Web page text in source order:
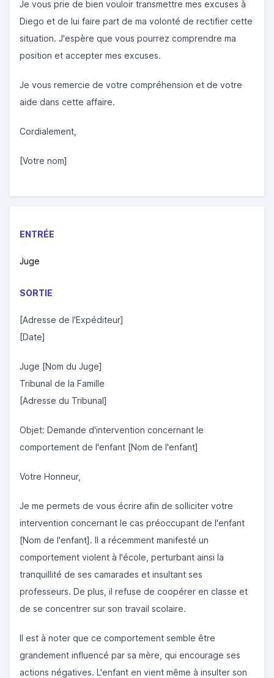
Je vous prie de bien vouloir transmettre mes excuses à
Diego et de lui faire part de ma volonté de rectifier cette
situation. J'espère que vous pourrez comprendre ma
position et accepter mes excuses.
Je vous remercie de votre compréhension et de votre
aide dans cette affaire.
Cordialement,
[Votre nom]
ENTRÉE
Juge
SORTIE
[Adresse de l'Expéditeur]
[Date]
Juge [Nom du Juge]
Tribunal de la Famille
[Adresse du Tribunal]
Objet: Demande d'intervention concernant le
comportement de l'enfant [Nom de l'enfant]
Votre Honneur,
Je me permets de vous écrire afin de solliciter votre
intervention concernant le cas préoccupant de l'enfant
[Nom de l'enfant]. Il a récemment manifesté un
comportement violent à l'école, perturbant ainsi la
tranquillité de ses camarades et insultant ses
professeurs. De plus, il refuse de coopérer en classe et
de se concentrer sur son travail scolaire.
Il est à noter que ce comportement semble être
grandement influencé par sa mère, qui encourage ses
actions négatives. L'enfant en vient même à insulter son